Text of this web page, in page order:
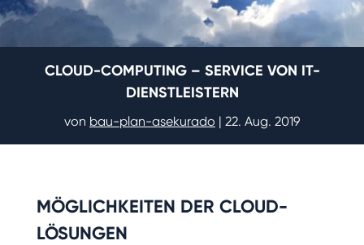
CLOUD-COMPUTING – SERVICE VON IT-
DIENSTLEISTERN
von bau-plan-asekurado | 22. Aug. 2019
MÖGLICHKEITEN DER CLOUD-
LÖSUNGEN